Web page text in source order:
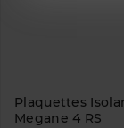
Plaquettes
Megane 4 RS